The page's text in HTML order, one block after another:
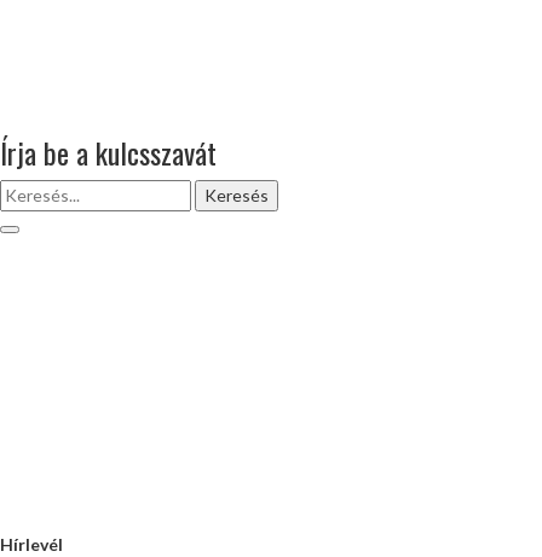
Írja be a kulcsszavát
Keresés
Hírlevél